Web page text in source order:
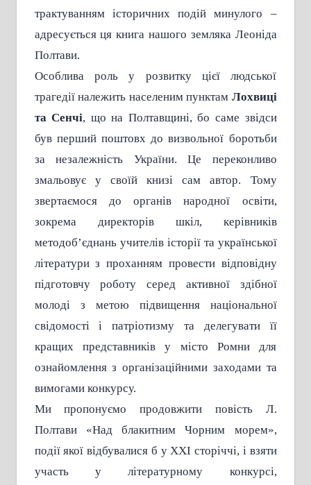
трактуванням історичних подій минулого –
адресується ця книга нашого земляка Леоніда
Полтави.
Особлива роль у розвитку цієї людської
трагедії належить населеним пунктам Лохвиці
та Сенчі, що на Полтавщині, бо саме звідси
був перший поштовх до визвольної боротьби
за незалежність України. Це переконливо
змальовує у своїй книзі сам автор. Тому
звертаємося до органів народної освіти,
зокрема директорів шкіл, керівників
методоб’єднань учителів історії та української
літератури з проханням провести відповідну
підготовчу роботу серед активної здібної
молоді з метою підвищення національної
свідомості і патріотизму та делегувати її
кращих представників у місто Ромни для
ознайомлення з організаційними заходами та
вимогами конкурсу.
Ми пропонуємо продовжити повість Л.
Полтави «Над блакитним Чорним морем»,
події якої відбувалися б у ХХI сторіччі, і взяти
участь у літературному конкурсі,